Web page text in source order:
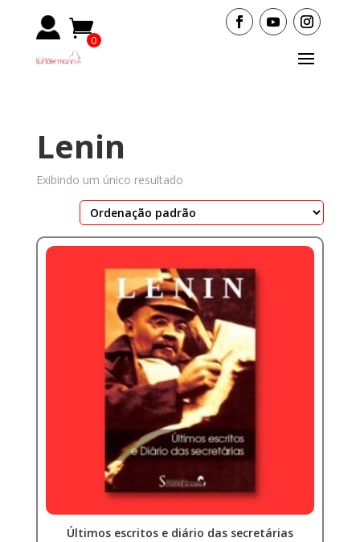
0
Lenin
Exibindo um único resultado
Últimos escritos e diário das secretárias